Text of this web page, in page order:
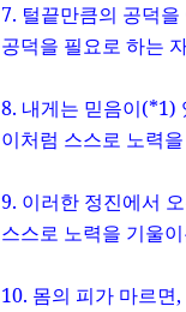
7. 털끝만큼의 공덕
공덕을 필요로 하는
8. 내게는 믿음이(*1)
이처럼 스스로 노력
9. 이러한 정진에서
스스로 노력을 기울
10. 몸의 피가 마르면,